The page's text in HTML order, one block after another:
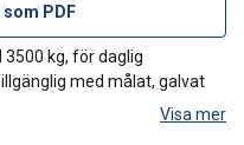
som PDF
kg, för daglig
med målat, galvat
Visa mer